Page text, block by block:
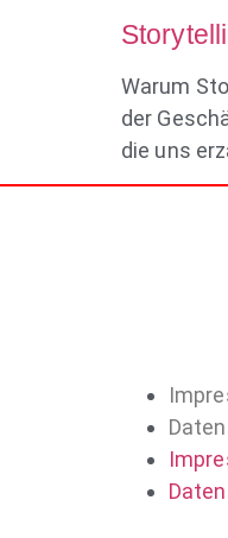
Warum
der
die uns